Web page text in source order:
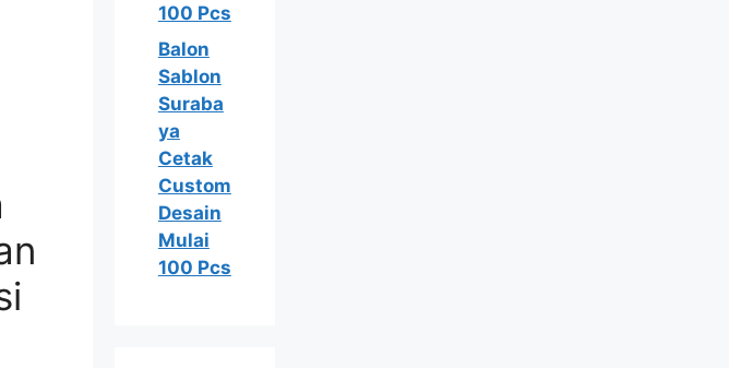
100 Pcs
Balon
Sablon
Suraba
ya
Cetak
Custom
Desain
Mulai
100 Pcs